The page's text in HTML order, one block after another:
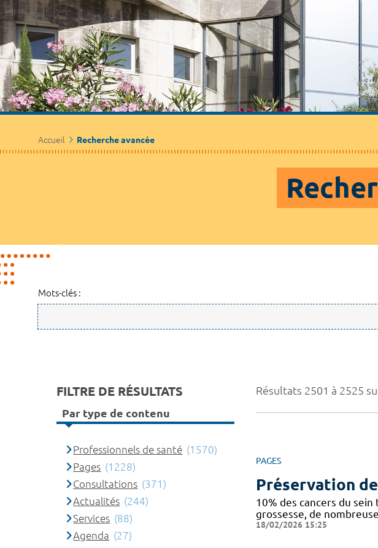
Accueil Recherche avancée
Mots-clés :
Résultats 2501 à 2525
PAGES
Préservation
10% des cancers du
grossesse, de
18/02/2026 15:25
FILTRE DE RÉSULTATS
Par type de contenu
Professionnels de santé (1570)
Pages (1228)
Consultations (371)
Actualités (244)
Services (88)
Agenda (27)